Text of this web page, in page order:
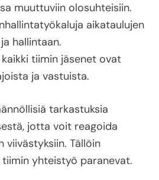
muuttuviin olosuhteisiin.
aikataulujen
hallintaan.
tiimin jäsenet ovat
ja vastuista.
tarkastuksia
jotta voit reagoida
viivästyksiin. Tällöin
tiimin yhteistyö paranevat.